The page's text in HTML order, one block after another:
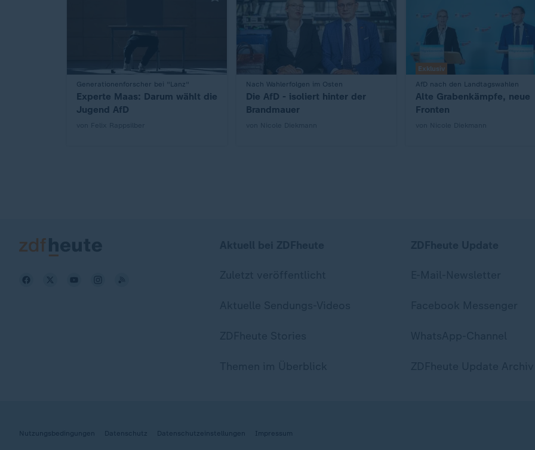
Generationenforscher bei "Lanz"
:
Experte Maas: Darum wählt die
Jugend AfD
Nach Wahlerfolgen im Osten
:
Die AfD - isoliert hinter der
Brandmauer
Exklusiv
AfD nach den Landtagswahlen
:
Alte Grabenkämpfe, neue
Fronten
Nutzungsbedingungen Datenschutz Datenschutzeinstellungen Impressum